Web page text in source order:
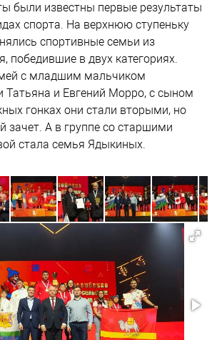
были известны первые результаты
спорта. На верхнюю ступеньку
спортивные семьи из
победившие в двух категориях.
с младшим мальчиком
Татьяна и Евгений Морро, с сыном
гонках они стали вторыми, но
зачет. А в группе со старшими
стала семья Ядыкиных.